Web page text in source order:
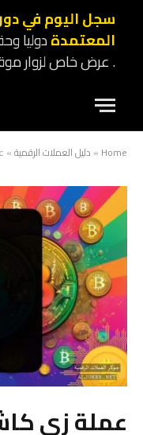
سجل اليوم في
المعتمدةدوليا
. عرض خاص لزوار
Home
» دليل العملات الرقمية»
عملة زي